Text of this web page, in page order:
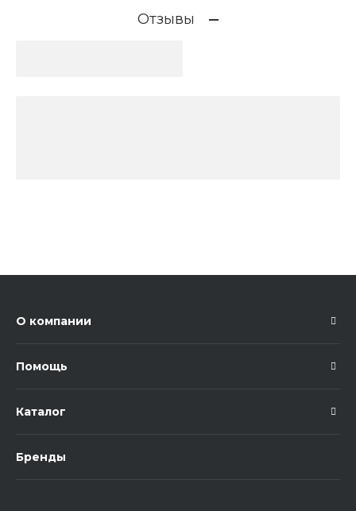
Отзывы
О компании
Помощь
Каталог
Бренды